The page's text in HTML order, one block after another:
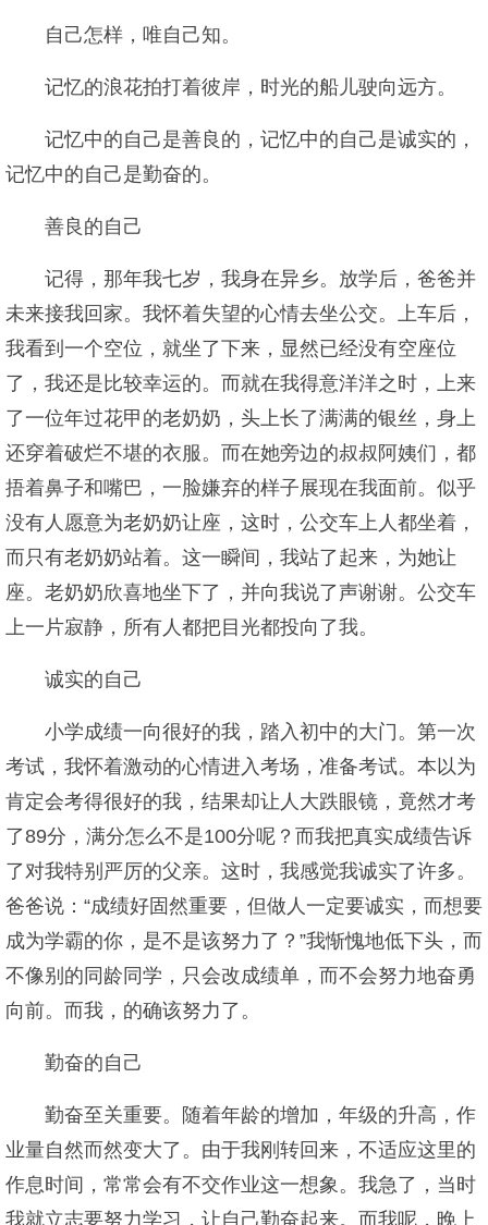
自己怎样，唯自己知。
记忆的浪花拍打着彼岸，时光的船儿驶向远方。
记忆中的自己是善良的，记忆中的自己是诚实的，
记忆中的自己是勤奋的。
善良的自己
记得，那年我七岁，我身在异乡。放学后，爸爸并
未来接我回家。我怀着失望的心情去坐公交。上车后，
我看到一个空位，就坐了下来，显然已经没有空座位
了，我还是比较幸运的。而就在我得意洋洋之时，上来
了一位年过花甲的老奶奶，头上长了满满的银丝，身上
还穿着破烂不堪的衣服。而在她旁边的叔叔阿姨们，都
捂着鼻子和嘴巴，一脸嫌弃的样子展现在我面前。似乎
没有人愿意为老奶奶让座，这时，公交车上人都坐着，
而只有老奶奶站着。这一瞬间，我站了起来，为她让
座。老奶奶欣喜地坐下了，并向我说了声谢谢。公交车
上一片寂静，所有人都把目光都投向了我。
诚实的自己
小学成绩一向很好的我，踏入初中的大门。第一次
考试，我怀着激动的心情进入考场，准备考试。本以为
肯定会考得很好的我，结果却让人大跌眼镜，竟然才考
了89分，满分怎么不是100分呢？而我把真实成绩告诉
了对我特别严厉的父亲。这时，我感觉我诚实了许多。
爸爸说：“成绩好固然重要，但做人一定要诚实，而想要
成为学霸的你，是不是该努力了？”我惭愧地低下头，而
不像别的同龄同学，只会改成绩单，而不会努力地奋勇
向前。而我，的确该努力了。
勤奋的自己
勤奋至关重要。随着年龄的增加，年级的升高，作
业量自然而然变大了。由于我刚转回来，不适应这里的
作息时间，常常会有不交作业这一想象。我急了，当时
我就立志要努力学习，让自己勤奋起来。而我呢，晚上